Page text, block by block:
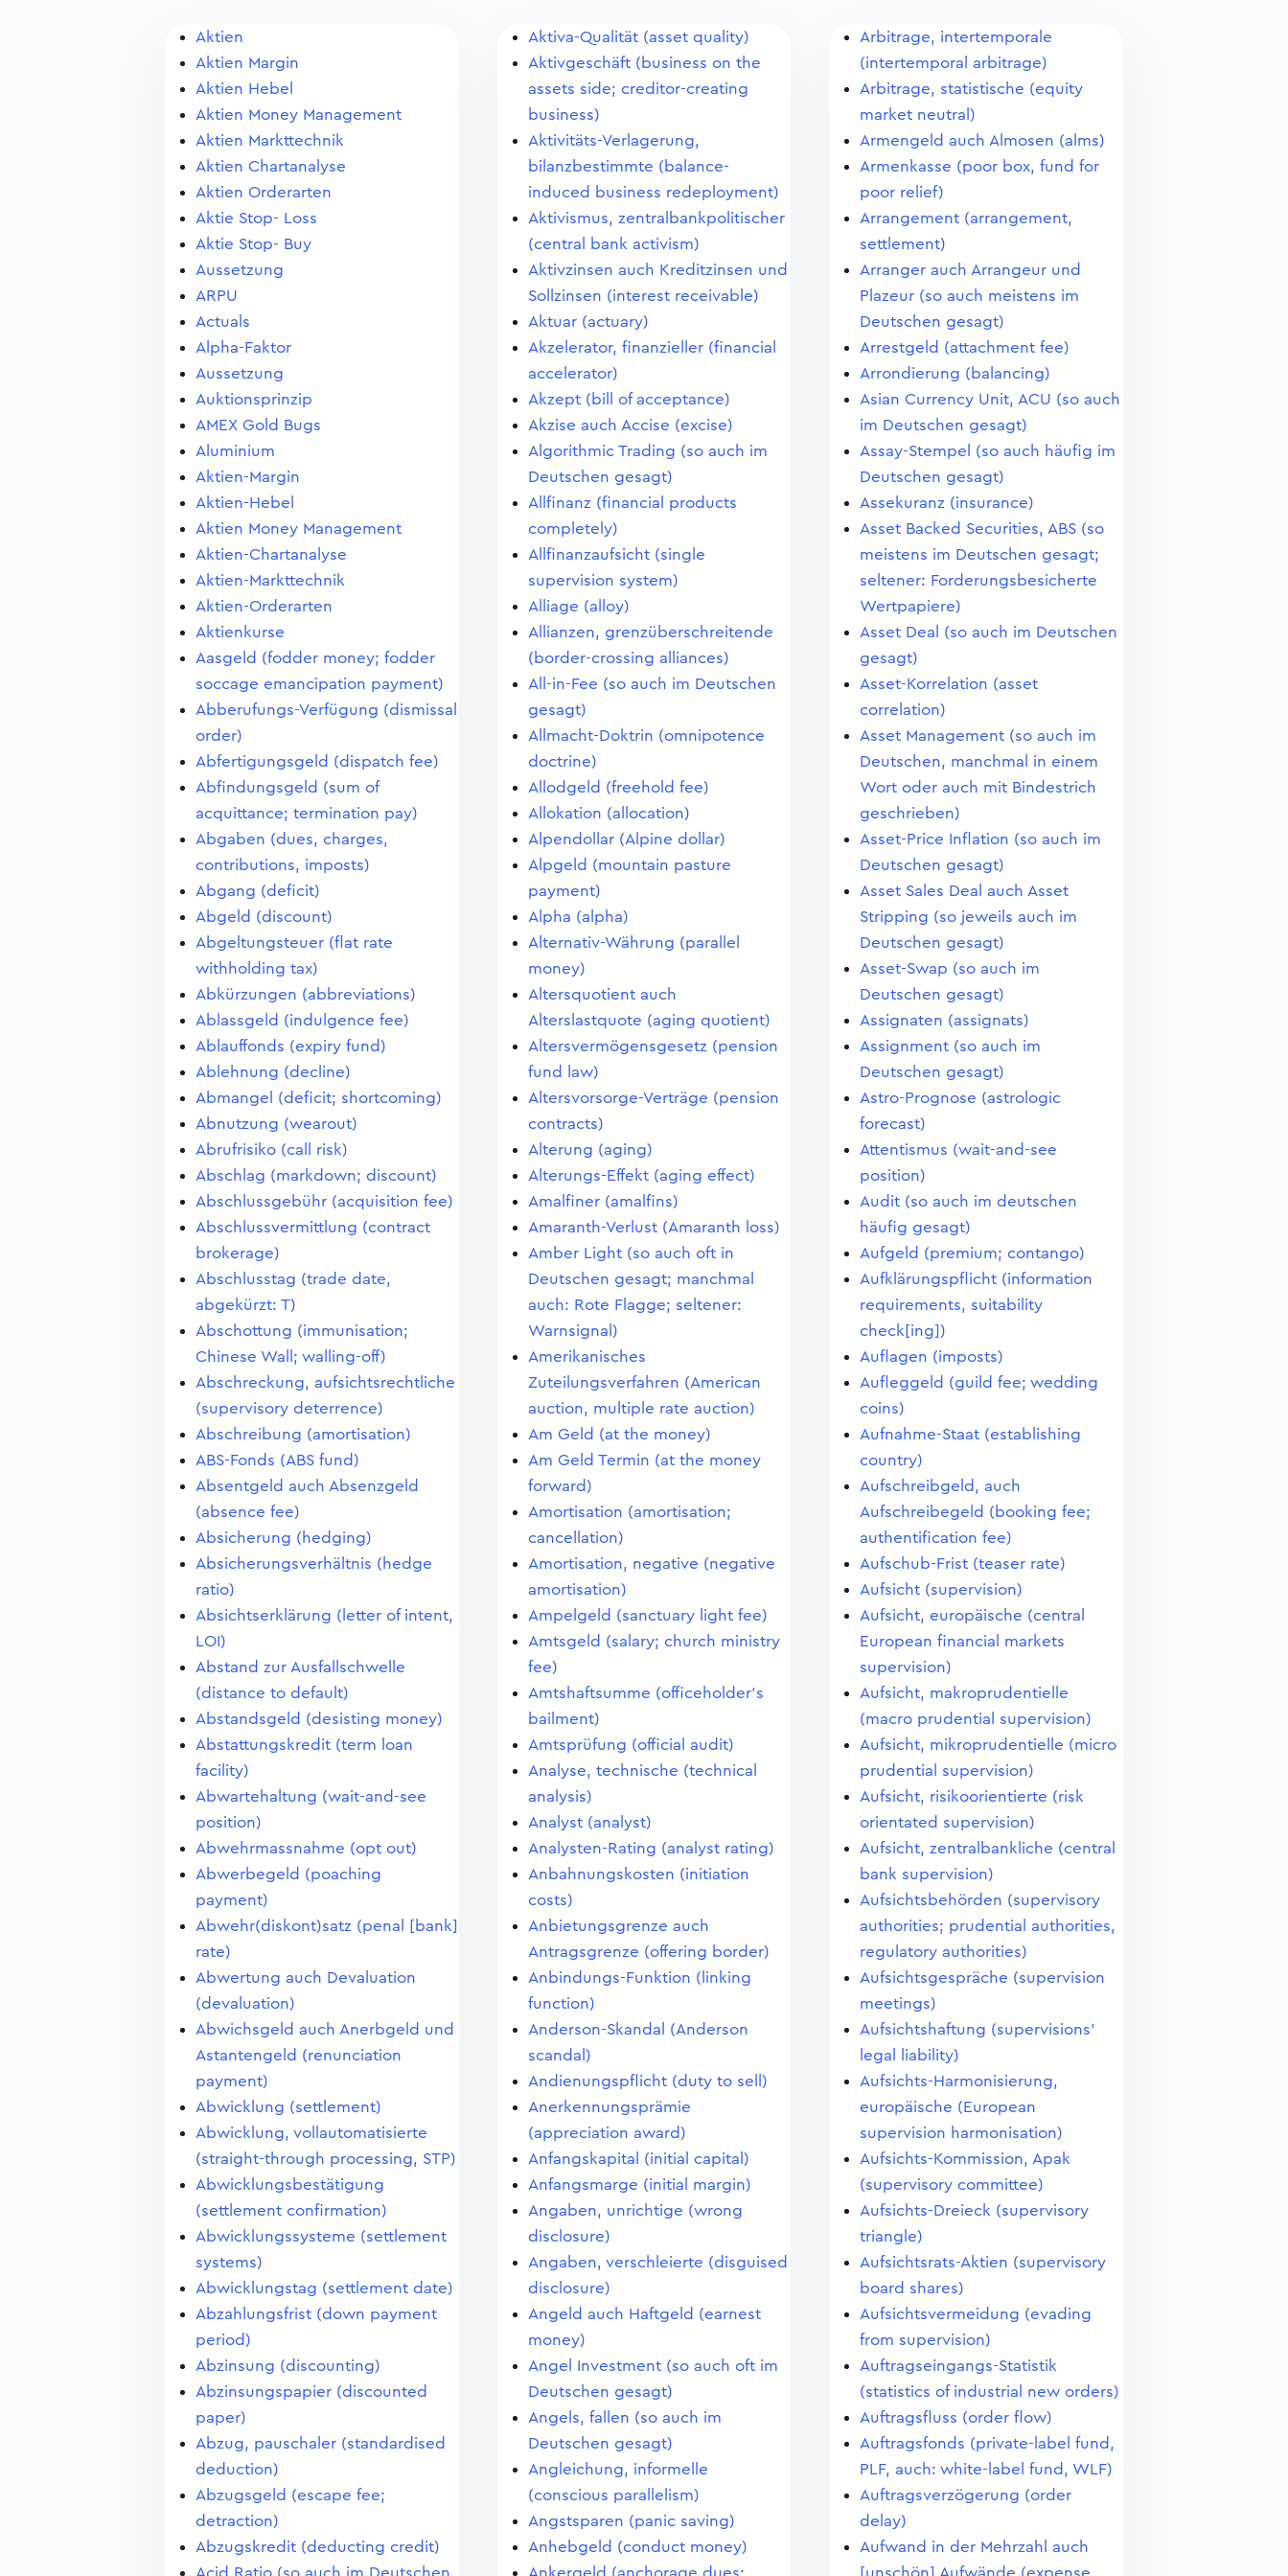
Aktien
Aktien Margin
Aktien Hebel
Aktien Money Management
Aktien Markttechnik
Aktien Chartanalyse
Aktien Orderarten
Aktie Stop- Loss
Aktie Stop- Buy
Aussetzung
ARPU
Actuals
Alpha-Faktor
Aussetzung
Auktionsprinzip
AMEX Gold Bugs
Aluminium
Aktien-Margin
Aktien-Hebel
Aktien Money Management
Aktien-Chartanalyse
Aktien-Markttechnik
Aktien-Orderarten
Aktienkurse
Aasgeld (fodder money; fodder
soccage emancipation payment)
Abberufungs-Verfügung (dismissal
order)
Abfertigungsgeld (dispatch fee)
Abfindungsgeld (sum of
acquittance; termination pay)
Abgaben (dues, charges,
contributions, imposts)
Abgang (deficit)
Abgeld (discount)
Abgeltungsteuer (flat rate
withholding tax)
Abkürzungen (abbreviations)
Ablassgeld (indulgence fee)
Ablauffonds (expiry fund)
Ablehnung (decline)
Abmangel (deficit; shortcoming)
Abnutzung (wearout)
Abrufrisiko (call risk)
Abschlag (markdown; discount)
Abschlussgebühr (acquisition fee)
Abschlussvermittlung (contract
brokerage)
Abschlusstag (trade date,
abgekürzt: T)
Abschottung (immunisation;
Chinese Wall; walling-off)
Abschreckung, aufsichtsrechtliche
(supervisory deterrence)
Abschreibung (amortisation)
ABS-Fonds (ABS fund)
Absentgeld auch Absenzgeld
(absence fee)
Absicherung (hedging)
Absicherungsverhältnis (hedge
ratio)
Absichtserklärung (letter of intent,
LOI)
Abstand zur Ausfallschwelle
(distance to default)
Abstandsgeld (desisting money)
Abstattungskredit (term loan
facility)
Abwartehaltung (wait-and-see
position)
Abwehrmassnahme (opt out)
Abwerbegeld (poaching
payment)
Abwehr(diskont)satz (penal [bank]
rate)
Abwertung auch Devaluation
(devaluation)
Abwichsgeld auch Anerbgeld und
Astantengeld (renunciation
payment)
Abwicklung (settlement)
Abwicklung, vollautomatisierte
(straight-through processing, STP)
Abwicklungsbestätigung
(settlement confirmation)
Abwicklungssysteme (settlement
systems)
Abwicklungstag (settlement date)
Abzahlungsfrist (down payment
period)
Abzinsung (discounting)
Abzinsungspapier (discounted
paper)
Abzug, pauschaler (standardised
deduction)
Abzugsgeld (escape fee;
detraction)
Abzugskredit (deducting credit)
Acid Ratio (so auch im Deutschen
Aktiva-Qualität (asset quality)
Aktivgeschäft (business on the
assets side; creditor-creating
business)
Aktivitäts-Verlagerung,
bilanzbestimmte (balance-
induced business redeployment)
Aktivismus, zentralbankpolitischer
(central bank activism)
Aktivzinsen auch Kreditzinsen und
Sollzinsen (interest receivable)
Aktuar (actuary)
Akzelerator, finanzieller (financial
accelerator)
Akzept (bill of acceptance)
Akzise auch Accise (excise)
Algorithmic Trading (so auch im
Deutschen gesagt)
Allfinanz (financial products
completely)
Allfinanzaufsicht (single
supervision system)
Alliage (alloy)
Allianzen, grenzüberschreitende
(border-crossing alliances)
All-in-Fee (so auch im Deutschen
gesagt)
Allmacht-Doktrin (omnipotence
doctrine)
Allodgeld (freehold fee)
Allokation (allocation)
Alpendollar (Alpine dollar)
Alpgeld (mountain pasture
payment)
Alpha (alpha)
Alternativ-Währung (parallel
money)
Altersquotient auch
Alterslastquote (aging quotient)
Altersvermögensgesetz (pension
fund law)
Altersvorsorge-Verträge (pension
contracts)
Alterung (aging)
Alterungs-Effekt (aging effect)
Amalfiner (amalfins)
Amaranth-Verlust (Amaranth loss)
Amber Light (so auch oft in
Deutschen gesagt; manchmal
auch: Rote Flagge; seltener:
Warnsignal)
Amerikanisches
Zuteilungsverfahren (American
auction, multiple rate auction)
Am Geld (at the money)
Am Geld Termin (at the money
forward)
Amortisation (amortisation;
cancellation)
Amortisation, negative (negative
amortisation)
Ampelgeld (sanctuary light fee)
Amtsgeld (salary; church ministry
fee)
Amtshaftsumme (officeholder's
bailment)
Amtsprüfung (official audit)
Analyse, technische (technical
analysis)
Analyst (analyst)
Analysten-Rating (analyst rating)
Anbahnungskosten (initiation
costs)
Anbietungsgrenze auch
Antragsgrenze (offering border)
Anbindungs-Funktion (linking
function)
Anderson-Skandal (Anderson
scandal)
Andienungspflicht (duty to sell)
Anerkennungsprämie
(appreciation award)
Anfangskapital (initial capital)
Anfangsmarge (initial margin)
Angaben, unrichtige (wrong
disclosure)
Angaben, verschleierte (disguised
disclosure)
Angeld auch Haftgeld (earnest
money)
Angel Investment (so auch oft im
Deutschen gesagt)
Angels, fallen (so auch im
Deutschen gesagt)
Angleichung, informelle
(conscious parallelism)
Angstsparen (panic saving)
Anhebgeld (conduct money)
Ankergeld (anchorage dues;
Arbitrage, intertemporale
(intertemporal arbitrage)
Arbitrage, statistische (equity
market neutral)
Armengeld auch Almosen (alms)
Armenkasse (poor box, fund for
poor relief)
Arrangement (arrangement,
settlement)
Arranger auch Arrangeur und
Plazeur (so auch meistens im
Deutschen gesagt)
Arrestgeld (attachment fee)
Arrondierung (balancing)
Asian Currency Unit, ACU (so auch
im Deutschen gesagt)
Assay-Stempel (so auch häufig im
Deutschen gesagt)
Assekuranz (insurance)
Asset Backed Securities, ABS (so
meistens im Deutschen gesagt;
seltener: Forderungsbesicherte
Wertpapiere)
Asset Deal (so auch im Deutschen
gesagt)
Asset-Korrelation (asset
correlation)
Asset Management (so auch im
Deutschen, manchmal in einem
Wort oder auch mit Bindestrich
geschrieben)
Asset-Price Inflation (so auch im
Deutschen gesagt)
Asset Sales Deal auch Asset
Stripping (so jeweils auch im
Deutschen gesagt)
Asset-Swap (so auch im
Deutschen gesagt)
Assignaten (assignats)
Assignment (so auch im
Deutschen gesagt)
Astro-Prognose (astrologic
forecast)
Attentismus (wait-and-see
position)
Audit (so auch im deutschen
häufig gesagt)
Aufgeld (premium; contango)
Aufklärungspflicht (information
requirements, suitability
check[ing])
Auflagen (imposts)
Aufleggeld (guild fee; wedding
coins)
Aufnahme-Staat (establishing
country)
Aufschreibgeld, auch
Aufschreibegeld (booking fee;
authentification fee)
Aufschub-Frist (teaser rate)
Aufsicht (supervision)
Aufsicht, europäische (central
European financial markets
supervision)
Aufsicht, makroprudentielle
(macro prudential supervision)
Aufsicht, mikroprudentielle (micro
prudential supervision)
Aufsicht, risikoorientierte (risk
orientated supervision)
Aufsicht, zentralbankliche (central
bank supervision)
Aufsichtsbehörden (supervisory
authorities; prudential authorities,
regulatory authorities)
Aufsichtsgespräche (supervision
meetings)
Aufsichtshaftung (supervisions'
legal liability)
Aufsichts-Harmonisierung,
europäische (European
supervision harmonisation)
Aufsichts-Kommission, Apak
(supervisory committee)
Aufsichts-Dreieck (supervisory
triangle)
Aufsichtsrats-Aktien (supervisory
board shares)
Aufsichtsvermeidung (evading
from supervision)
Auftragseingangs-Statistik
(statistics of industrial new orders)
Auftragsfluss (order flow)
Auftragsfonds (private-label fund,
PLF, auch: white-label fund, WLF)
Auftragsverzögerung (order
delay)
Aufwand in der Mehrzahl auch
[unschön] Aufwände (expense,